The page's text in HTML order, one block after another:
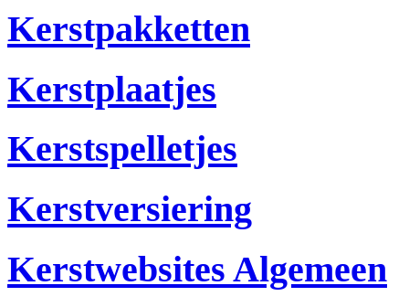
Kerstpakketten
Kerstplaatjes
Kerstspelletjes
Kerstversiering
Kerstwebsites Algemeen